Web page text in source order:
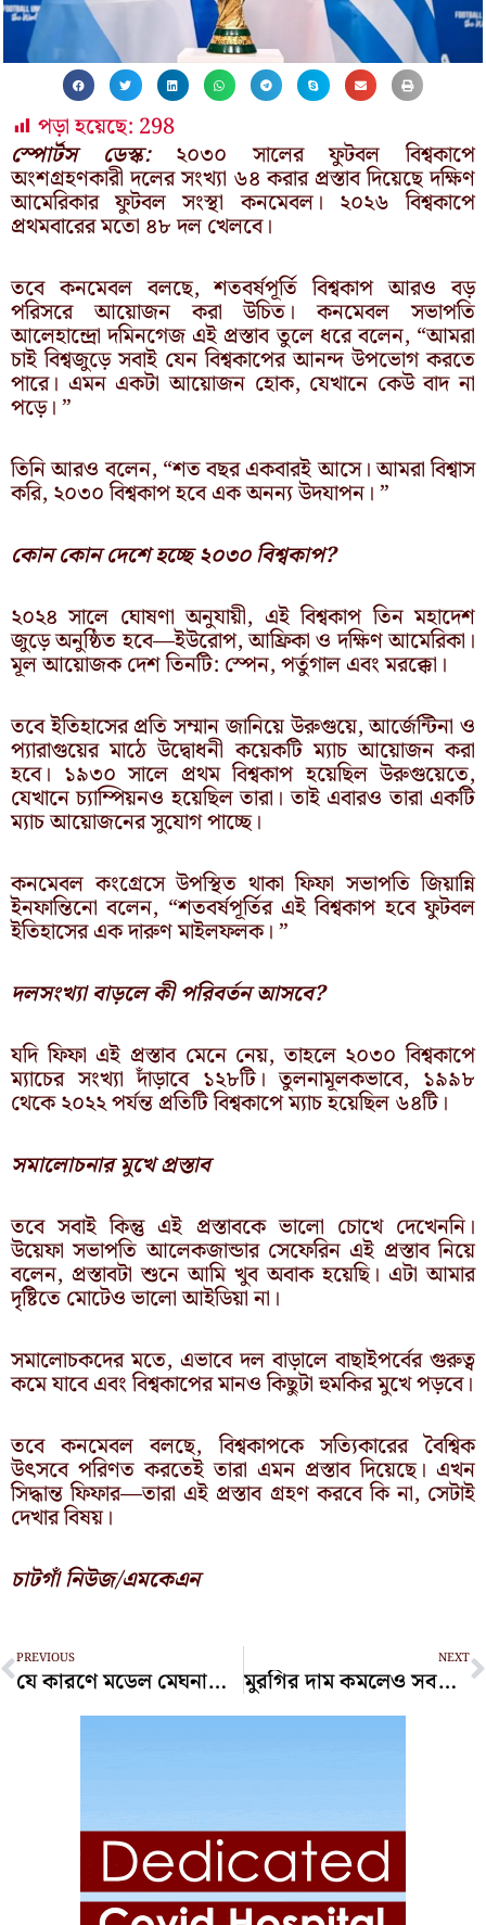
পড়া হয়েছে: 298
স্পোর্টস ডেস্ক: ২০৩০ সালের ফুটবল বিশ্বকাপে
অংশগ্রহণকারী দলের সংখ্যা ৬৪ করার প্রস্তাব দিয়েছে দক্ষিণ
আমেরিকার ফুটবল সংস্থা কনমেবল। ২০২৬ বিশ্বকাপে
প্রথমবারের মতো ৪৮ দল খেলবে।
তবে কনমেবল বলছে, শতবর্ষপূর্তি বিশ্বকাপ আরও বড়
পরিসরে আয়োজন করা উচিত। কনমেবল সভাপতি
আলেহান্দ্রো দমিনগেজ এই প্রস্তাব তুলে ধরে বলেন, “আমরা
চাই বিশ্বজুড়ে সবাই যেন বিশ্বকাপের আনন্দ উপভোগ করতে
পারে। এমন একটা আয়োজন হোক, যেখানে কেউ বাদ না
পড়ে। ”
তিনি আরও বলেন, “শত বছর একবারই আসে। আমরা বিশ্বাস
করি, ২০৩০ বিশ্বকাপ হবে এক অনন্য উদযাপন। ”
কোন কোন দেশে হচ্ছে ২০৩০ বিশ্বকাপ?
২০২৪ সালে ঘোষণা অনুযায়ী, এই বিশ্বকাপ তিন মহাদেশ
জুড়ে অনুষ্ঠিত হবে—ইউরোপ, আফ্রিকা ও দক্ষিণ আমেরিকা।
মূল আয়োজক দেশ তিনটি: স্পেন, পর্তুগাল এবং মরক্কো।
তবে ইতিহাসের প্রতি সম্মান জানিয়ে উরুগুয়ে, আর্জেন্টিনা ও
প্যারাগুয়ের মাঠে উদ্বোধনী কয়েকটি ম্যাচ আয়োজন করা
হবে। ১৯৩০ সালে প্রথম বিশ্বকাপ হয়েছিল উরুগুয়েতে,
যেখানে চ্যাম্পিয়নও হয়েছিল তারা। তাই এবারও তারা একটি
ম্যাচ আয়োজনের সুযোগ পাচ্ছে।
কনমেবল কংগ্রেসে উপস্থিত থাকা ফিফা সভাপতি জিয়ান্নি
ইনফান্তিনো বলেন, “শতবর্ষপূর্তির এই বিশ্বকাপ হবে ফুটবল
ইতিহাসের এক দারুণ মাইলফলক। ”
দলসংখ্যা বাড়লে কী পরিবর্তন আসবে?
যদি ফিফা এই প্রস্তাব মেনে নেয়, তাহলে ২০৩০ বিশ্বকাপে
ম্যাচের সংখ্যা দাঁড়াবে ১২৮টি। তুলনামূলকভাবে, ১৯৯৮
থেকে ২০২২ পর্যন্ত প্রতিটি বিশ্বকাপে ম্যাচ হয়েছিল ৬৪টি।
সমালোচনার মুখে প্রস্তাব
তবে সবাই কিন্তু এই প্রস্তাবকে ভালো চোখে দেখেননি।
উয়েফা সভাপতি আলেকজান্ডার সেফেরিন এই প্রস্তাব নিয়ে
বলেন, প্রস্তাবটা শুনে আমি খুব অবাক হয়েছি। এটা আমার
দৃষ্টিতে মোটেও ভালো আইডিয়া না।
সমালোচকদের মতে, এভাবে দল বাড়ালে বাছাইপর্বের গুরুত্ব
কমে যাবে এবং বিশ্বকাপের মানও কিছুটা হুমকির মুখে পড়বে।
তবে কনমেবল বলছে, বিশ্বকাপকে সত্যিকারের বৈশ্বিক
উৎসবে পরিণত করতেই তারা এমন প্রস্তাব দিয়েছে। এখন
সিদ্ধান্ত ফিফার—তারা এই প্রস্তাব গ্রহণ করবে কি না, সেটাই
দেখার বিষয়।
চাটগাঁ নিউজ/এমকেএন
Prev
PREVIOUS
যে কারণে মডেল মেঘনাকে হেফাজতে নিয়েছে ডিএমপি
NEXT
মুরগির দাম কমলেও সবজির বাজার চড়া, সয়াবিনে সংকট